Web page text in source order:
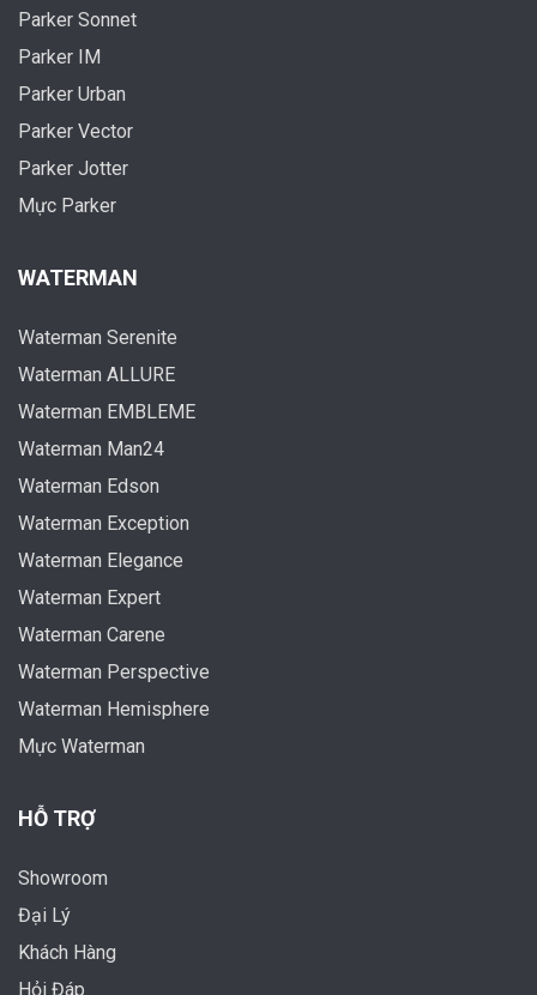
Parker Sonnet
Parker IM
Parker Urban
Parker Vector
Parker Jotter
Mực Parker
WATERMAN
Waterman Serenite
Waterman ALLURE
Waterman EMBLEME
Waterman Man24
Waterman Edson
Waterman Exception
Waterman Elegance
Waterman Expert
Waterman Carene
Waterman Perspective
Waterman Hemisphere
Mực Waterman
HỖ TRỢ
Showroom
Đại Lý
Khách Hàng
Hỏi Đáp